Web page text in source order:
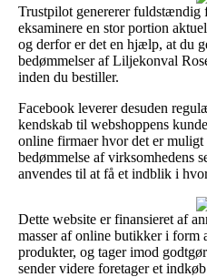
Trustpilot genererer fuldstændig
eksaminere en stor portion
og derfor er det en hjælp, at du
bedømmelser af Liljekonval
inden du bestiller.
Facebook leverer desuden
kendskab til webshoppens
online firmaer hvor det er muligt
bedømmelse af virksomhedens
anvendes til at få et indblik i
Dette website er finansieret af
masser af online butikker i form
produkter, og tager imod
sender videre foretager et